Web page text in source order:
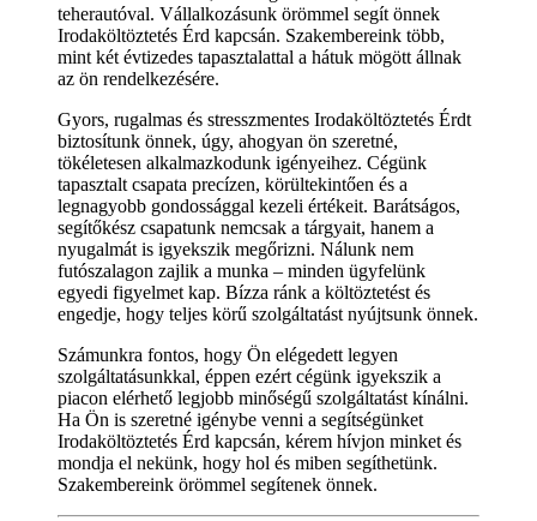
teherautóval. Vállalkozásunk örömmel segít önnek
Irodaköltöztetés Érd kapcsán. Szakembereink több,
mint két évtizedes tapasztalattal a hátuk mögött állnak
az ön rendelkezésére.
Gyors, rugalmas és stresszmentes Irodaköltöztetés Érdt
biztosítunk önnek, úgy, ahogyan ön szeretné,
tökéletesen alkalmazkodunk igényeihez. Cégünk
tapasztalt csapata precízen, körültekintően és a
legnagyobb gondossággal kezeli értékeit. Barátságos,
segítőkész csapatunk nemcsak a tárgyait, hanem a
nyugalmát is igyekszik megőrizni. Nálunk nem
futószalagon zajlik a munka – minden ügyfelünk
egyedi figyelmet kap. Bízza ránk a költöztetést és
engedje, hogy teljes körű szolgáltatást nyújtsunk önnek.
Számunkra fontos, hogy Ön elégedett legyen
szolgáltatásunkkal, éppen ezért cégünk igyekszik a
piacon elérhető legjobb minőségű szolgáltatást kínálni.
Ha Ön is szeretné igénybe venni a segítségünket
Irodaköltöztetés Érd kapcsán, kérem hívjon minket és
mondja el nekünk, hogy hol és miben segíthetünk.
Szakembereink örömmel segítenek önnek.